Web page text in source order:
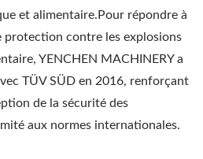
et alimentaire.Pour répondre à
protection contre les explosions
YENCHEN MACHINERY a
TÜV SÜD en 2016, renforçant
de la sécurité des
aux normes internationales.